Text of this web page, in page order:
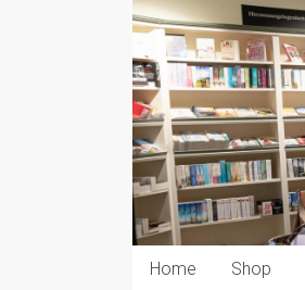
Home Shop